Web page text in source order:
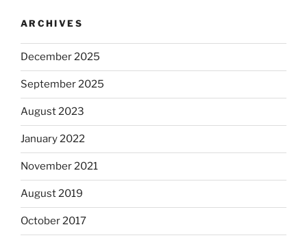
ARCHIVES
December 2025
September 2025
August 2023
January 2022
November 2021
August 2019
October 2017